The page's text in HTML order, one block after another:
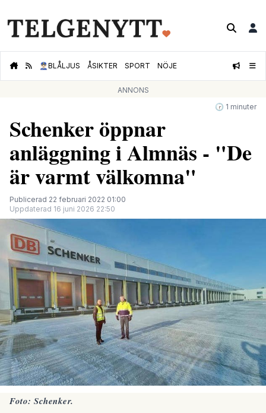
👮🏻‍♂️BLÅLJUS ÅSIKTER SPORT NÖJE
ANNONS
🕝 1 minuter
Schenker öppnar
anläggning i Almnäs - "De
är varmt välkomna"
Publicerad 22 februari 2022 01:00
Uppdaterad 16 juni 2026 22:50
Foto: Schenker.